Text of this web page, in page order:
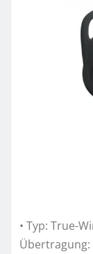
• Typ: True-
Übertragung: